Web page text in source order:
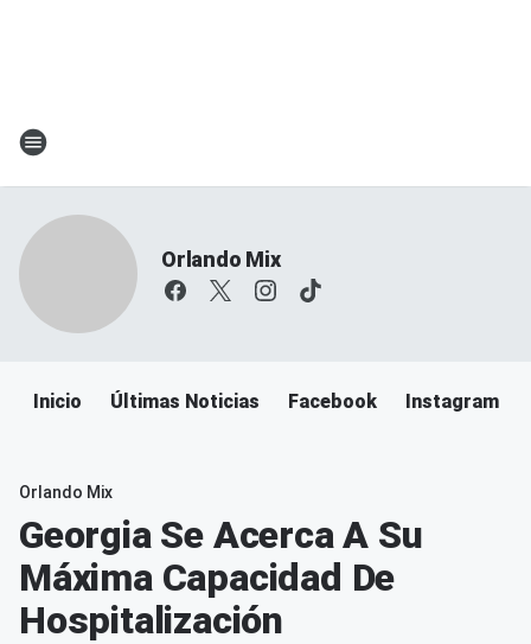
Orlando Mix
Inicio Últimas Noticias Facebook Instagram
Orlando Mix
Georgia Se Acerca A Su
Máxima Capacidad De
Hospitalización